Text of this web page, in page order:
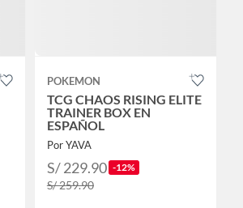
POKEMON
TCG CHAOS RISING ELITE
TRAINER BOX EN
ESPAÑOL
Por YAVA
S/ 229.90 -12%
S/ 259.90